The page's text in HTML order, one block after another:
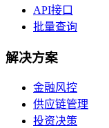
API接口
批量查询
解决方案
金融风控
供应链管理
投资决策